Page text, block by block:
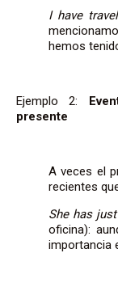
I have
hemos
Ejemplo 2:
presente
A veces el
recientes
She has
oficina):
importancia